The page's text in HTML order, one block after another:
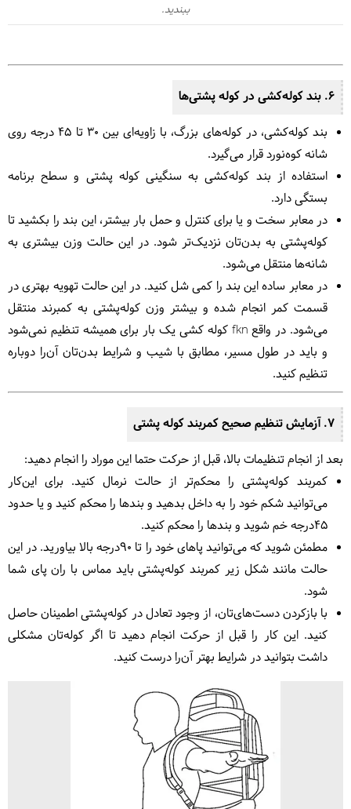
ببندید.
6. بند کوله‌کشی در کوله پشتی‌ها
بند کوله‌کشی، در کوله‌های بزرگ، با زاویه‌ای بین ۳۰ تا ۴۵ درجه روی
شانه کوه‌نورد قرار می‌گیرد.
استفاده از بند کوله‌کشی به سنگینی کوله پشتی و سطح برنامه
بستگی دارد.
در معابر سخت و یا برای کنترل و حمل بار بیشتر، این بند را بکشید تا
کوله‌پشتی به بدن‌تان نزدیک‌تر شود. در این حالت وزن بیشتری به
شانه‌ها منتقل می‌شود.
در معابر ساده این بند را کمی شل کنید. در این حالت تهویه بهتری در
قسمت کمر انجام شده و بیشتر وزن کوله‌پشتی به کمبرند منتقل
می‌شود. در واقع fkn کوله کشی یک بار برای همیشه تنظیم نمی‌شود
و باید در طول مسیر، مطابق با شیب و شرایط بدن‌تان آن‌را دوباره
تنظیم کنید.
7. آزمایش تنظیم صحیح کمربند کوله پشتی
بعد از انجام تنظیمات بالا، قبل از حرکت حتما این موراد را انجام دهید:
کمربند کوله‌پشتی را محکم‌تر از حالت نرمال کنید. برای این‌کار
می‌توانید شکم خود را به داخل بدهید و بندها را محکم کنید و یا حدود
۴۵درجه خم شوید و بندها را محکم کنید.
مطمئن شوید که می‌توانید پاهای خود را تا ۹۰درجه بالا بیاورید. در این
حالت مانند شکل زیر کمربند کوله‌پشتی باید مماس با ران پای شما
شود.
با بازکردن دست‌های‌تان، از وجود تعادل در کوله‌پشتی اطمینان حاصل
کنید. این کار را قبل از حرکت انجام دهید تا اگر کوله‌تان مشکلی
داشت بتوانید در شرایط بهتر آن‌را درست کنید.